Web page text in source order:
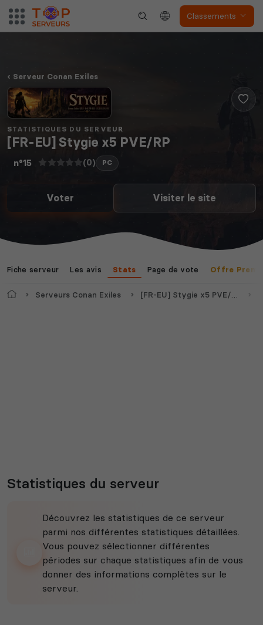
Classements
Serveur Conan Exiles
STATISTIQUES DU SERVEUR
[FR-EU] Stygie x5 PVE/RP
n°15 (0) PC
Voter Visiter le site
Fiche serveur Les avis Stats Page de vote Offre
AccueilServeurs Conan Exiles [FR-EU] Stygie x5 PVE/RP
Statistiques du serveur
Découvrez les statistiques de ce serveur
parmi nos différentes statistiques détaillées.
Vous pouvez sélectionner différentes
périodes sur chaque statistiques afin de vous
donner des informations complètes sur le
serveur.